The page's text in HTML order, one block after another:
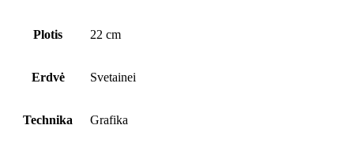
Plotis 22 cm
Erdvė Svetainei
Technika Grafika